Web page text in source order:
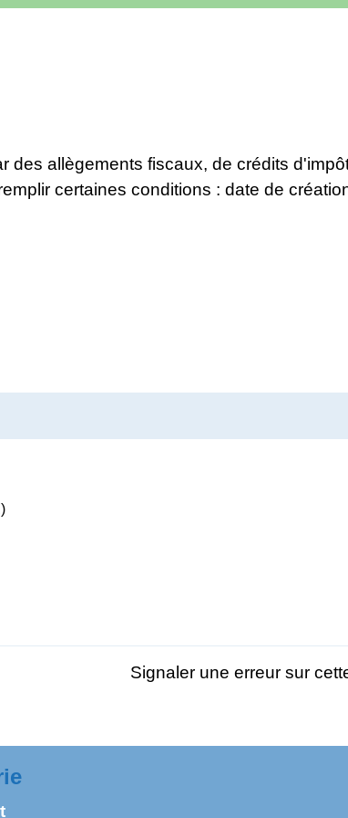
des allègements fiscaux, de crédits
certaines conditions : date de
Signaler une erreur sur